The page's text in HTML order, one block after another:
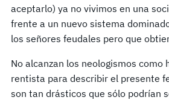
aceptarlo) ya no vivimos en una
frente a un nuevo sistema
los señores feudales pero que
No alcanzan los neologismos
rentista para describir el presente
son tan drásticos que sólo podrían